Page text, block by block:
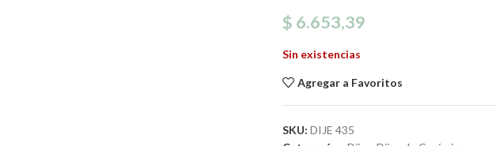
$ 6.653,39
Sin existencias
Agregar a Favoritos
SKU: DIJE 435